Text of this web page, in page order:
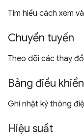
Tìm hiểu cách xem
Chuyển tuyến
Theo dõi các thay
Bảng điều khiển
Ghi nhật ký thông
Hiệu suất